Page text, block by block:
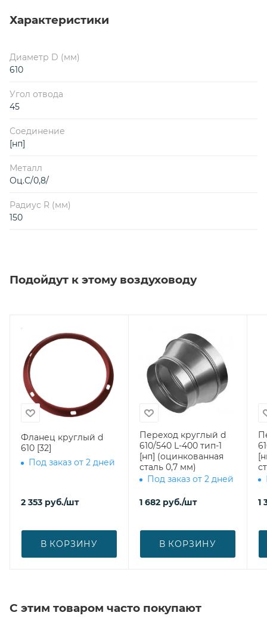
Характеристики
Диаметр D (мм)
610
Угол отвода
45
Соединение
[нп]
Металл
Оц.С/0,8/
Радиус R (мм)
150
Подойдут к этому воздуховоду
Фланец круглый d
610 [32]
Под заказ от 2 дней
2 353 руб./шт
В КОРЗИНУ
Переход круглый d
610/540 L-400 тип-1
[нп] (оцинкованная
сталь 0,7 мм)
Под заказ от 2 дней
1 682 руб./шт
В КОРЗИНУ
1
С этим товаром часто покупают